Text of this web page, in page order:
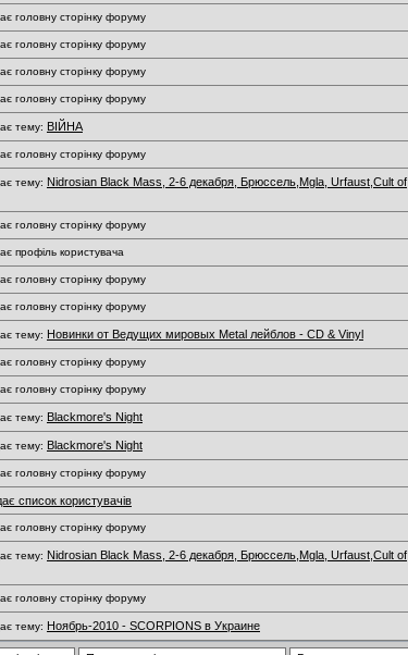
головну сторінку форуму
головну сторінку форуму
головну сторінку форуму
головну сторінку форуму
тему: ВІЙНА
головну сторінку форуму
тему: Nidrosian Black Mass, 2-6 декабря, Брюссель,Mgla, Urfaust,Cult of
головну сторінку форуму
профіль користувача
головну сторінку форуму
головну сторінку форуму
тему: Новинки от Ведущих мировых Metal лейблов - CD & Vinyl
головну сторінку форуму
головну сторінку форуму
тему: Blackmore's Night
тему: Blackmore's Night
головну сторінку форуму
список користувачів
головну сторінку форуму
тему: Nidrosian Black Mass, 2-6 декабря, Брюссель,Mgla, Urfaust,Cult of
головну сторінку форуму
тему: Ноябрь-2010 - SCORPIONS в Украине